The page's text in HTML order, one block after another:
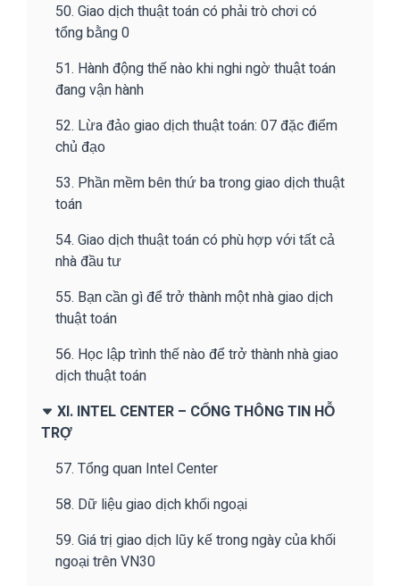
50. Giao dịch thuật toán có phải trò chơi có
tổng bằng 0
51. Hành động thế nào khi nghi ngờ thuật toán
đang vận hành
52. Lừa đảo giao dịch thuật toán: 07 đặc điểm
chủ đạo
53. Phần mềm bên thứ ba trong giao dịch thuật
toán
54. Giao dịch thuật toán có phù hợp với tất cả
nhà đầu tư
55. Bạn cần gì để trở thành một nhà giao dịch
thuật toán
56. Học lập trình thế nào để trở thành nhà giao
dịch thuật toán
XI. INTEL CENTER – CỔNG THÔNG TIN HỖ
TRỢ
57. Tổng quan Intel Center
58. Dữ liệu giao dịch khối ngoại
59. Giá trị giao dịch lũy kế trong ngày của khối
ngoại trên VN30